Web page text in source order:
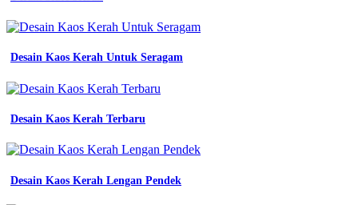
Desain Kaos Kerah Untuk Seragam
Desain Kaos Kerah Terbaru
Desain Kaos Kerah Lengan Pendek